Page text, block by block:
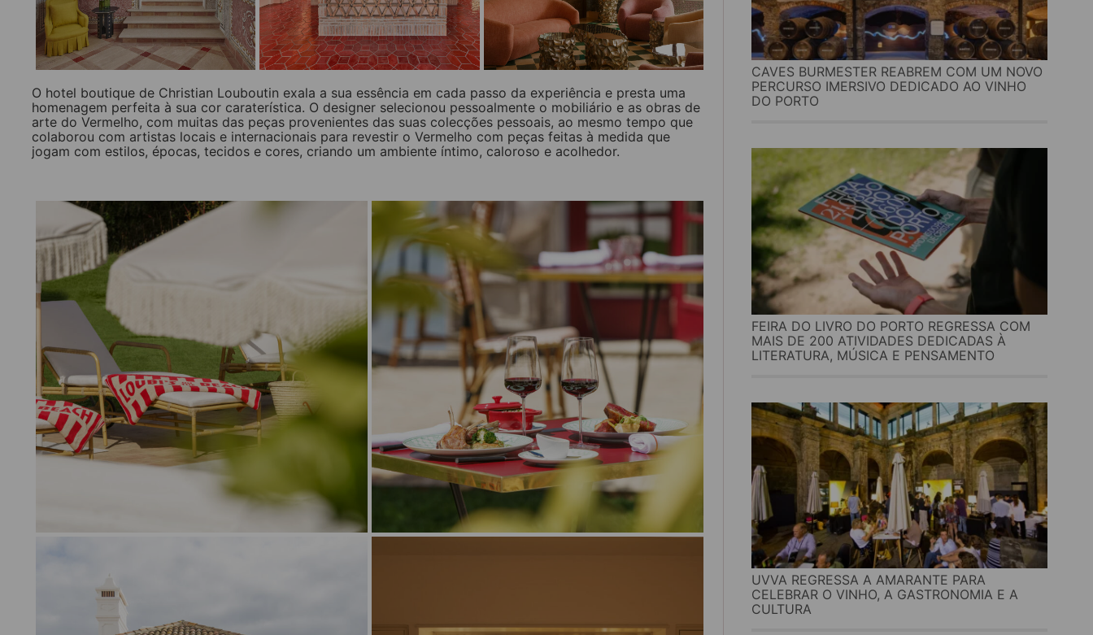
O hotel boutique de Christian Louboutin exala a sua essência em cada passo da experiência e presta uma
homenagem perfeita à sua cor caraterística. O designer selecionou pessoalmente o mobiliário e as obras de
arte do Vermelho, com muitas das peças provenientes das suas colecções pessoais, ao mesmo tempo que
colaborou com artistas locais e internacionais para revestir o Vermelho com peças feitas à medida que
jogam com estilos, épocas, tecidos e cores, criando um ambiente íntimo, caloroso e acolhedor.
CAVES BURMESTER REABREM COM UM NOVO
PERCURSO IMERSIVO DEDICADO AO VINHO
DO PORTO
FEIRA DO LIVRO DO PORTO REGRESSA COM
MAIS DE 200 ATIVIDADES DEDICADAS À
LITERATURA, MÚSICA E PENSAMENTO
UVVA REGRESSA A AMARANTE PARA
CELEBRAR O VINHO, A GASTRONOMIA E A
CULTURA